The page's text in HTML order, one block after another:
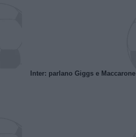
Inter: parlano Giggs e Maccarone